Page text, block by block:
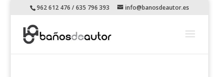
962 612 476 / 635 796 393 info@banosdeautor.es